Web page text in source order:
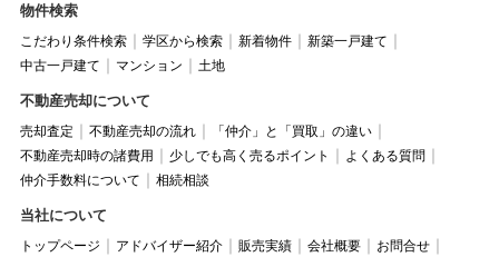
物件検索
こだわり条件検索 学区から検索 新着物件
新築一戸建て
中古一戸建て
マンション 土地
不動産売却について
売却査定 不動産売却の流れ
「仲介」と「買取」の違い
不動産売却時の諸費用
少しでも高く売るポイント
よくある質問
仲介手数料について
相続相談
当社について
トップページ アドバイザー紹介 販売実績 会社概要
お問合せ